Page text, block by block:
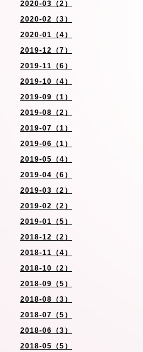
2020-03（2）
2020-02（3）
2020-01（4）
2019-12（7）
2019-11（6）
2019-10（4）
2019-09（1）
2019-08（2）
2019-07（1）
2019-06（1）
2019-05（4）
2019-04（6）
2019-03（2）
2019-02（2）
2019-01（5）
2018-12（2）
2018-11（4）
2018-10（2）
2018-09（5）
2018-08（3）
2018-07（5）
2018-06（3）
2018-05（5）